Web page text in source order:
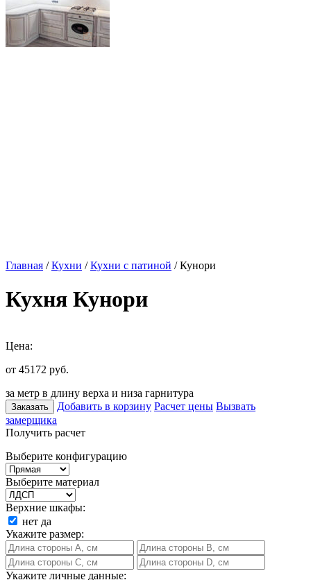
Главная /Кухни /Кухни с патиной / Кунори
Кухня Кунори
Цена:
от 45172 руб.
за метр в длину верха и низа гарнитура
Заказать Добавить в корзину Расчет цены Вызвать
замерщика
Получить расчет
Выберите конфигурацию
Выберите материал
Верхние шкафы:
нет да
Укажите размер:
Укажите личные данные: